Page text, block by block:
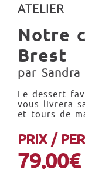
ATELIER
Notre
Brest
par Sandra
Le dessert
vous livrera
et tours de
PRIX /
79.00€